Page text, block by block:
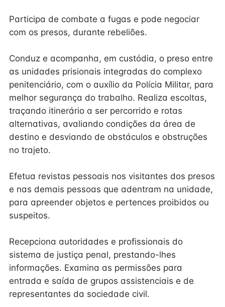
Participa de combate a fugas e pode negociar
com os presos, durante rebeliões.
Conduz e acompanha, em custódia, o preso entre
as unidades prisionais integradas do complexo
penitenciário, com o auxílio da Polícia Militar, para
melhor segurança do trabalho. Realiza escoltas,
traçando itinerário a ser percorrido e rotas
alternativas, avaliando condições da área de
destino e desviando de obstáculos e obstruções
no trajeto.
Efetua revistas pessoais nos visitantes dos presos
e nas demais pessoas que adentram na unidade,
para apreender objetos e pertences proibidos ou
suspeitos.
Recepciona autoridades e profissionais do
sistema de justiça penal, prestando-lhes
informações. Examina as permissões para
entrada e saída de grupos assistenciais e de
representantes da sociedade civil.